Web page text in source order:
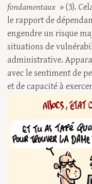
fondamentaux » (3).
le rapport de
engendre un risque
situations de
administrative.
avec le sentiment de
et de capacité à